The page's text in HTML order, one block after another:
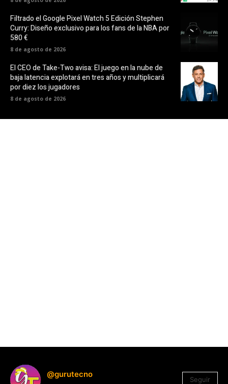
Filtrado el Google Pixel Watch 5 Edición Stephen
Curry: Diseño exclusivo para los fans de la NBA por
580 €
8 de agosto de 2026
El CEO de Take-Two avisa: El juego en la nube de
baja latencia explotará en tres años y multiplicará
por diez los jugadores
8 de agosto de 2026
@gurutecno
Seguir